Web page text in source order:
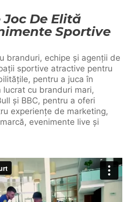
De Elită
Sportive
branduri, echipe și agenții de
sportive atractive pentru
pentru a juca în
lucrat cu branduri mari,
și BBC, pentru a oferi
experiențe de marketing,
evenimente live și